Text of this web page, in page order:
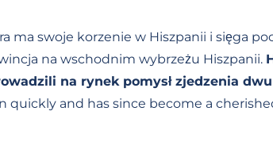
swoje korzenie w Hiszpanii i sięga
na wschodnim wybrzeżu Hiszpanii.
na rynek pomysł zjedzenia
and has since become a